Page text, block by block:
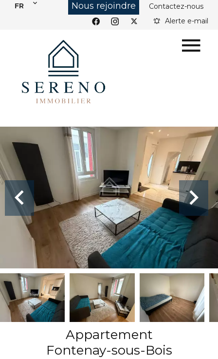
FR Nous rejoindre
Contactez-nous
Alerte e-mail
Appartement
Fontenay-sous-Bois